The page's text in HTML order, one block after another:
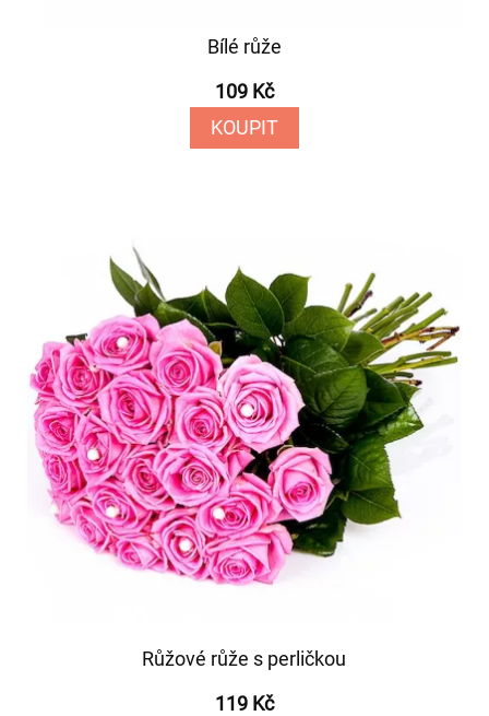
Bílé růže
109 Kč
KOUPIT
Růžové růže s perličkou
119 Kč